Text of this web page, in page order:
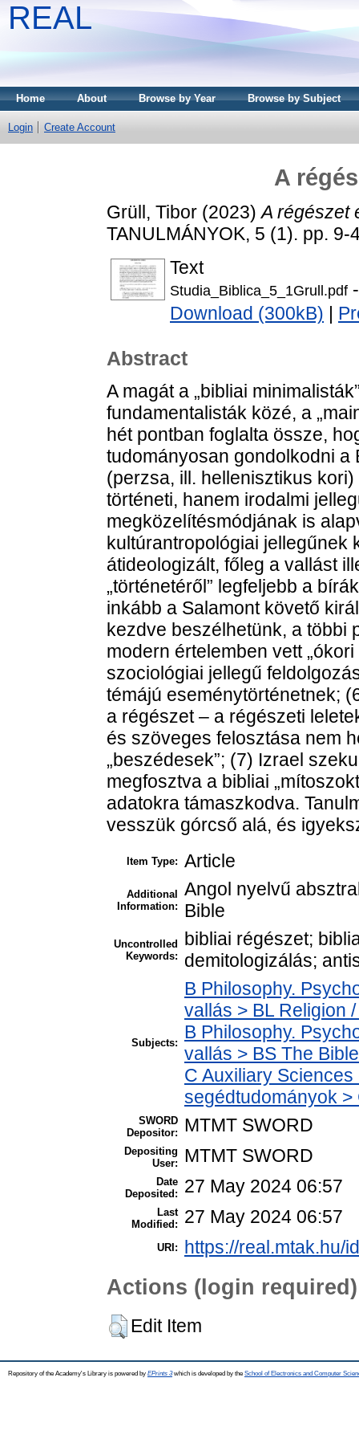
REAL
Home About Browse by Year Browse by Subject
Login Create Account
A
Grüll, Tibor (2023)A régészet
TANULMÁNYOK, 5 (1). pp. 9-
Text
Studia_Biblica_5_1Grull.pdf
Download (300kB)
Abstract
A magát a „bibliai
fundamentalisták közé, a
hét pontban foglalta össze,
tudományosan gondolkodni a
(perzsa, ill. hellenisztikus
történeti, hanem irodalmi
megközelítésmódjának is
kultúrantropológiai jellegűnek
átideologizált, főleg a vallást
„történetéről” legfeljebb a
inkább a Salamont követő
kezdve beszélhetünk, a többi
modern értelemben vett
szociológiai jellegű
témájú eseménytörténetnek;
a régészet – a régészeti
és szöveges felosztása nem
„beszédesek”; (7) Izrael
megfosztva a bibliai
adatokra támaszkodva.
vesszük górcső alá, és
Item Type: Article
Additional
Information:
Angol nyelvű
Bible
Uncontrolled
Keywords:
bibliai régészet;
demitologizálás;
Subjects:
B Philosophy.
vallás > BL Religion
B Philosophy.
vallás > BS The
C Auxiliary
segédtudományok
SWORD
Depositor:
MTMT SWORD
Depositing
User:
MTMT SWORD
Date
Deposited:
27 May 2024 06:57
Last
Modified:
27 May 2024 06:57
URI: https://real.mtak.hu/
Actions (login required)
Edit Item
Repository of the Academy's Library is powered by EPrints 3which is developed by the School of Electronics and Computer